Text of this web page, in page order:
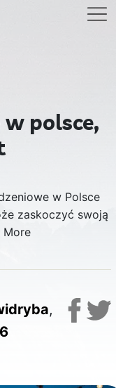
polsce,
w Polsce
zaskoczyć swoją
More
,